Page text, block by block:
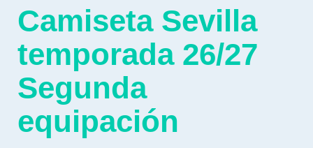
Camiseta Sevilla
temporada 26/27
Segunda
equipación